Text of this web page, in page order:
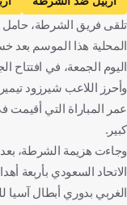
دوري نجوم العراق
تلقى فريق الشرطة، حامل
المحلية هذا الموسم بعد
اليوم الجمعة، في افتتاح
عمر المباراة التي
كبير.
وجاءت هزيمة الشرطة،
الاتحاد السعودي بأربعة
الغربي بدوري أبطال آسيا